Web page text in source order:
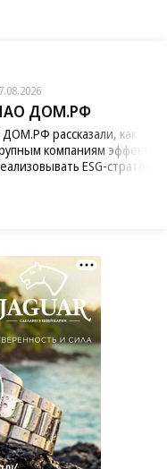
ДОМ.РФ
ДОМ.РФ рассказали, как
компаниям
ESG-стратегию